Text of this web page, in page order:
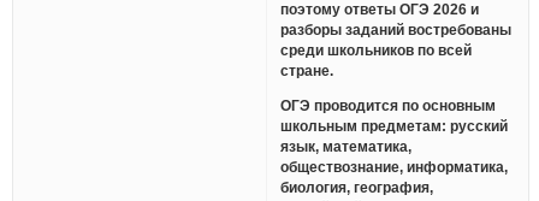
поэтому ответы ОГЭ 2026 и
разборы заданий востребованы
среди школьников по всей
стране.
ОГЭ проводится по основным
школьным предметам: русский
язык, математика,
обществознание, информатика,
биология, география,